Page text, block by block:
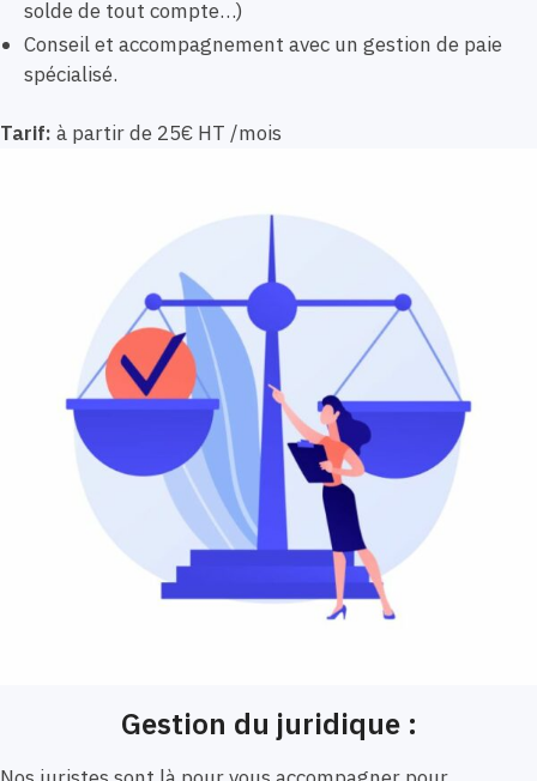
solde de tout compte…)
Conseil et accompagnement avec un gestion de paie
spécialisé.
Tarif: à partir de 25€ HT /mois
Gestion du juridique :